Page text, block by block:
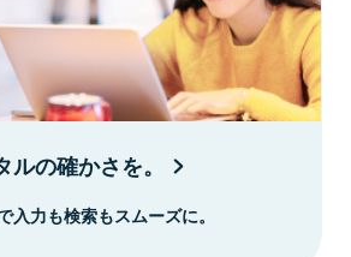
の確かさを。
入力も検索もスムーズに。